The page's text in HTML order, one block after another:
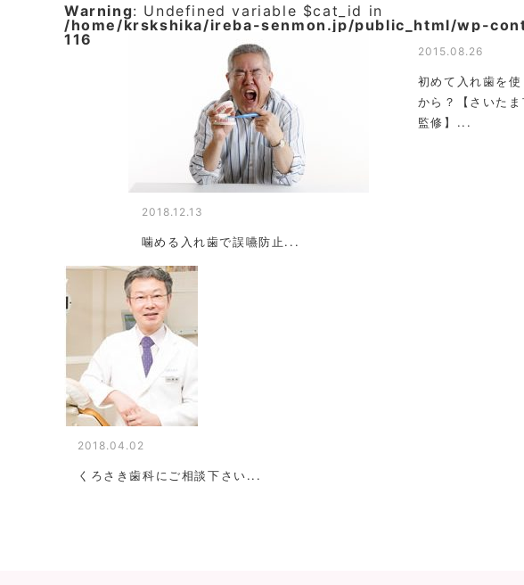
Warning: Undefined variable $cat_id in
/home/krskshika/ireba-senmon.jp/public_html/wp-
116
2018.12.13
噛める入れ歯で誤嚥防止...
2015.08.26
初めて入れ歯を
から？【さいた
監修】...
2018.04.02
くろさき歯科にご相談下さい...